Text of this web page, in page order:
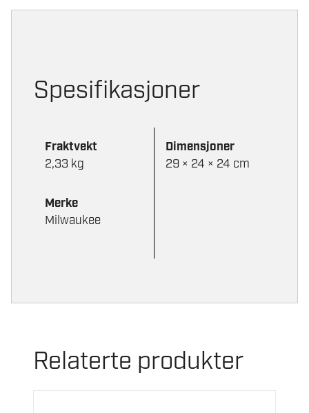
Spesifikasjoner
Fraktvekt
2,33 kg
Dimensjoner
29 × 24 × 24 cm
Merke
Milwaukee
Relaterte produkter